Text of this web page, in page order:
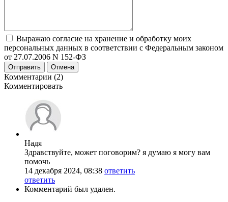
Выражаю согласие на хранение и обработку моих
персональных данных в соответствии с Федеральным законом
от 27.07.2006 N 152-ФЗ
Отправить Отмена
Комментарии (2)
Комментировать
Надя
Здравствуйте, может поговорим? я думаю я могу вам
помочь
14 декабря 2024, 08:38 ответить
ответить
Комментарий был удален.